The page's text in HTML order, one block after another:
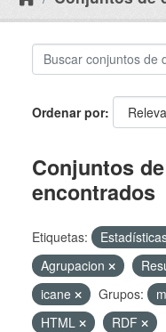
Ordenar por
Conjuntos
encontrados
Etiquetas:
Agrupacion
icane
Grupos:
HTML
RDF